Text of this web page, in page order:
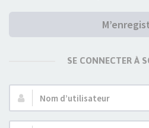
SE CONNECTER À
Nom